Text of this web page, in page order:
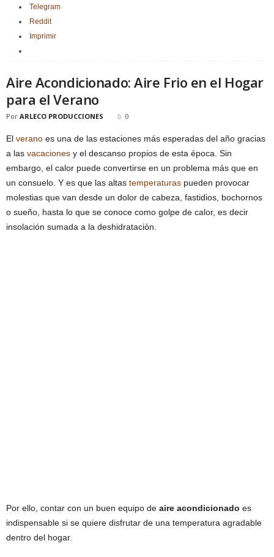
Telegram
Reddit
Imprimir
Aire Acondicionado: Aire Frio en el Hogar
para el Verano
Por ARLECO PRODUCCIONES 0
El verano es una de las estaciones más esperadas del año gracias
a las vacaciones y el descanso propios de esta época. Sin
embargo, el calor puede convertirse en un problema más que en
un consuelo. Y es que las altas temperaturas pueden provocar
molestias que van desde un dolor de cabeza, fastidios, bochornos
o sueño, hasta lo que se conoce como golpe de calor, es decir
insolación sumada a la deshidratación.
Por ello, contar con un buen equipo de aire acondicionado es
indispensable si se quiere disfrutar de una temperatura agradable
dentro del hogar.